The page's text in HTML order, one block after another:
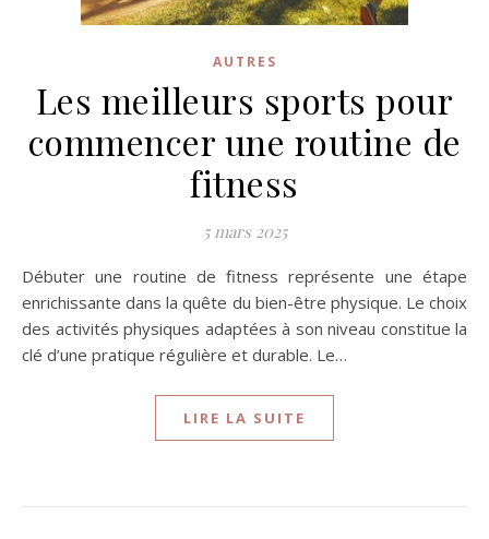
AUTRES
Les meilleurs sports pour
commencer une routine de
fitness
5 mars 2025
Débuter une routine de fitness représente une étape
enrichissante dans la quête du bien-être physique. Le choix
des activités physiques adaptées à son niveau constitue la
clé d’une pratique régulière et durable. Le…
LIRE LA SUITE